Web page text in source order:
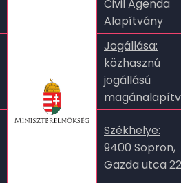
Civil Agenda
Alapítvány
Jogállása:
közhasznú
jogállású
Székhelye:
9400 Sopron,
Gazda utca